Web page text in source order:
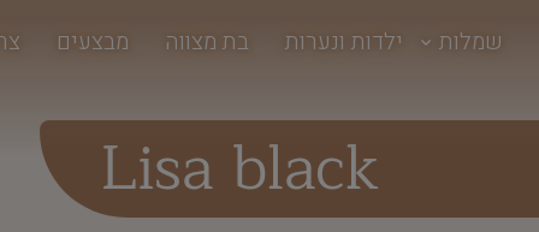
שמלות ילדות ונערות בת מצווה מבצעים
Lisa black